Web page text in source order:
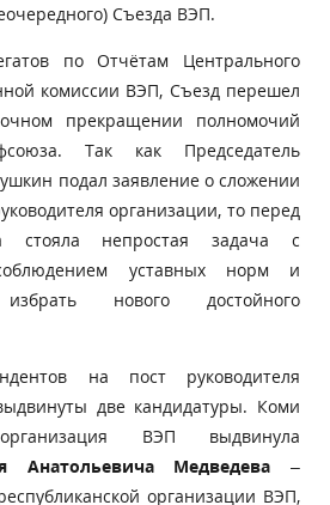
Съезда ВЭП.
по Отчётам Центрального
комиссии ВЭП, Съезд перешел
прекращении полномочий
Так как Председатель
подал заявление о сложении
организации, то перед
стояла непростая задача с
уставных норм и
избрать нового достойного
на пост руководителя
две кандидатуры. Коми
организация ВЭП выдвинула
Анатольевича Медведева –
организации ВЭП,